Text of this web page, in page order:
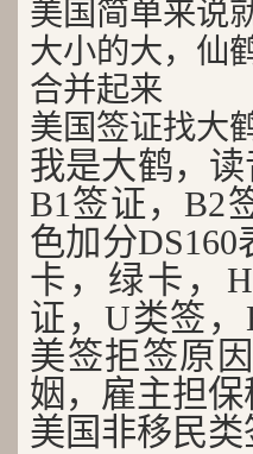
美国简单来说
大小的大，仙
合并起来
美国签证找大
我是大鹤，
B1签证，B2
色加分
卡，绿卡，
证，U类签，
美签拒签原
姻，雇主担
美国非移民